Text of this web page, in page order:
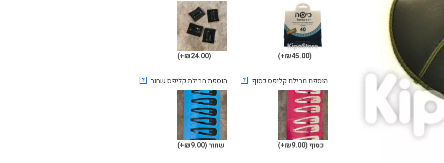
(₪45.00+)
(₪24.00+)
הוספת חבילת קליפס כסוף ?
כסוף(₪9.00+)
הוספת חבילת קליפס שחור ?
שחור(₪9.00+)